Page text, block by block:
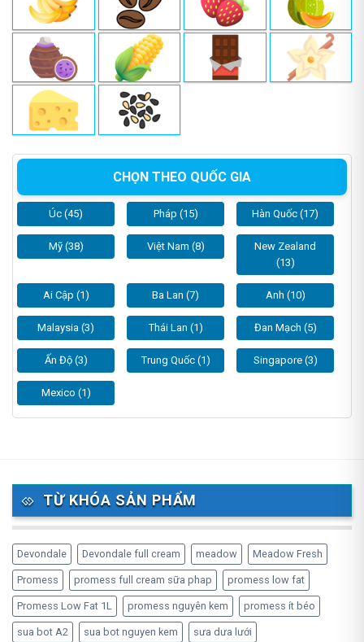
CHỌN THEO QUỐC GIA
Úc (45) Pháp (15) Hàn Quốc (17)
Mỹ (38) Việt Nam (8)
New Zealand
(13)
Ai Cập (1) Ba Lan (7) Anh (10)
Malaysia (3) Thái Lan (1) Đan Mạch (5)
Ấn Độ (3) Trung Quốc (1) Singapore (3)
Mexico (1)
TỪ KHÓA SẢN PHẨM
Devondale Devondale full cream meadow Meadow Fresh
Promess promess full cream sữa phap promess low fat
Promess Low Fat 1L promess nguyên kem promess ít béo
sua bot A2 sua bot nguyen kem sưa dưa lưới